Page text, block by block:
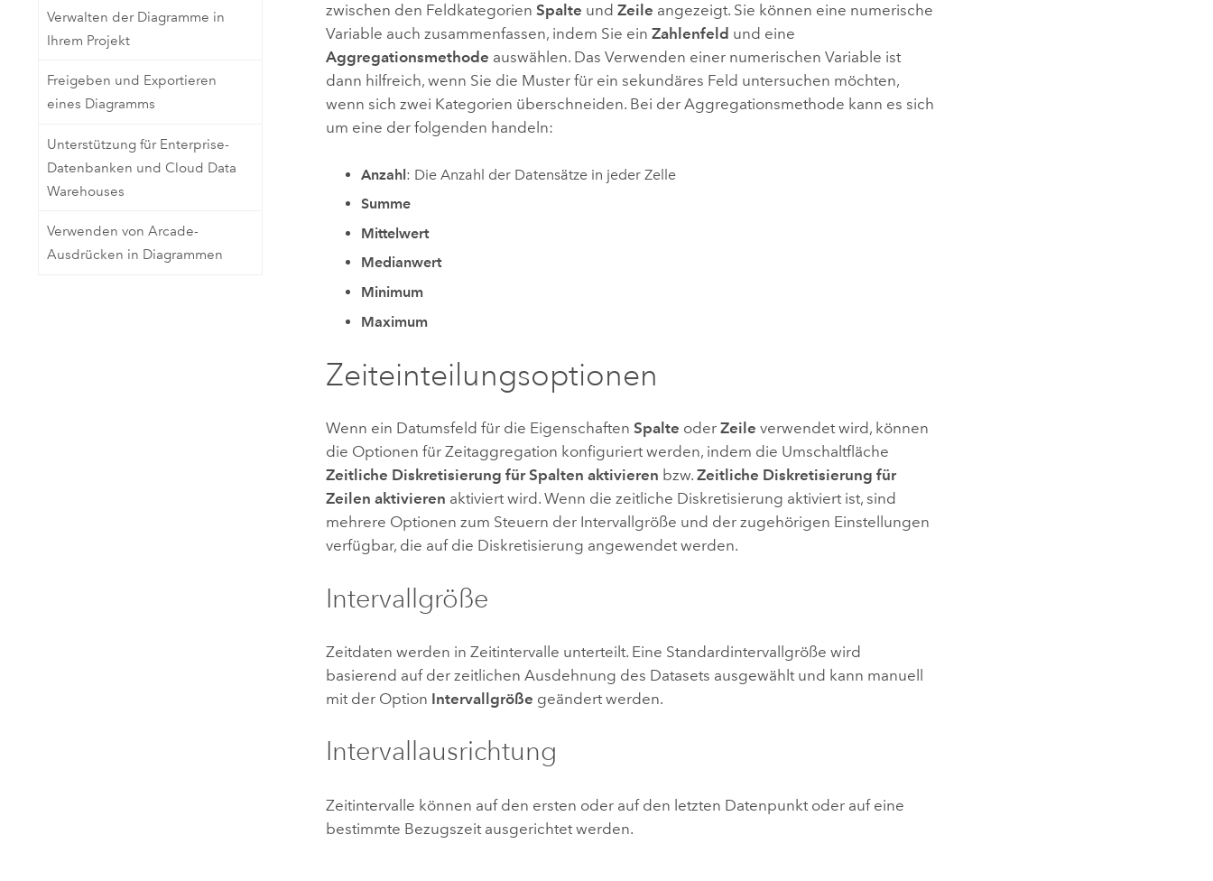
Verwalten der Diagramme in
Ihrem Projekt
Freigeben und Exportieren
eines Diagramms
Unterstützung für Enterprise-
Datenbanken und Cloud Data
Warehouses
Verwenden von Arcade-
Ausdrücken in Diagrammen
zwischen den FeldkategorienSpalte undZeile angezeigt. Sie können eine numerische
Variable auch zusammenfassen, indem Sie einZahlenfeld und eine
Aggregationsmethode auswählen. Das Verwenden einer numerischen Variable ist
dann hilfreich, wenn Sie die Muster für ein sekundäres Feld untersuchen möchten,
wenn sich zwei Kategorien überschneiden. Bei der Aggregationsmethode kann es sich
um eine der folgenden handeln:
Anzahl: Die Anzahl der Datensätze in jeder Zelle
Summe
Mittelwert
Medianwert
Minimum
Maximum
Zeiteinteilungsoptionen
Wenn ein Datumsfeld für die EigenschaftenSpalte oderZeile verwendet wird, können
die Optionen für Zeitaggregation konfiguriert werden, indem die Umschaltfläche
Zeitliche Diskretisierung für Spalten aktivieren bzw.Zeitliche Diskretisierung für
Zeilen aktivieren aktiviert wird. Wenn die zeitliche Diskretisierung aktiviert ist, sind
mehrere Optionen zum Steuern der Intervallgröße und der zugehörigen Einstellungen
verfügbar, die auf die Diskretisierung angewendet werden.
Intervallgröße
Zeitdaten werden in Zeitintervalle unterteilt. Eine Standardintervallgröße wird
basierend auf der zeitlichen Ausdehnung des Datasets ausgewählt und kann manuell
mit der Option Intervallgröße geändert werden.
Intervallausrichtung
Zeitintervalle können auf den ersten oder auf den letzten Datenpunkt oder auf eine
bestimmte Bezugszeit ausgerichtet werden.